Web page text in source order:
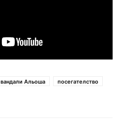
вандали Альоша
посегателство